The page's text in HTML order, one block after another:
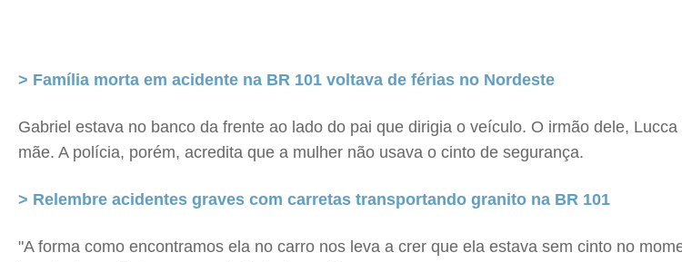
> Família morta em acidente na BR 101 voltava de férias no Nordeste
Gabriel estava no banco da frente ao lado do pai que dirigia o veículo. O irmão dele,
mãe. A polícia, porém, acredita que a mulher não usava o cinto de segurança.
> Relembre acidentes graves com carretas transportando granito na BR 101
"A forma como encontramos ela no carro nos leva a crer que ela estava sem cinto no